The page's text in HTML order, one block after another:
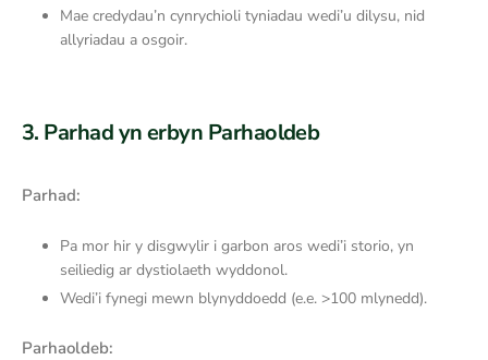
Mae credydau’n cynrychioli tyniadau wedi’u dilysu, nid
allyriadau a osgoir.
3. Parhad yn erbyn Parhaoldeb
Parhad:
Pa mor hir y disgwylir i garbon aros wedi’i storio, yn
seiliedig ar dystiolaeth wyddonol.
Wedi’i fynegi mewn blynyddoedd (e.e. >100 mlynedd).
Parhaoldeb: